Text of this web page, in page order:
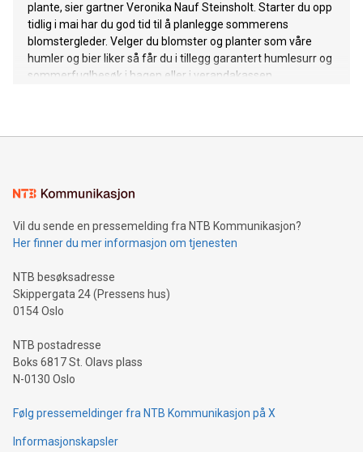
plante, sier gartner Veronika Nauf Steinsholt. Starter du opp
tidlig i mai har du god tid til å planlegge sommerens
blomstergleder. Velger du blomster og planter som våre
humler og bier liker så får du i tillegg garantert humlesurr og
sommerfuglbesøk i hagen eller i verandakassen.
Vil du sende en pressemelding fra NTB Kommunikasjon?
Her finner du mer informasjon om tjenesten
NTB besøksadresse
Skippergata 24 (Pressens hus)
0154 Oslo
NTB postadresse
Boks 6817 St. Olavs plass
N-0130 Oslo
Følg pressemeldinger fra NTB Kommunikasjon på X
Informasjonskapsler